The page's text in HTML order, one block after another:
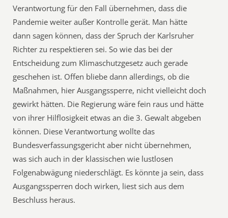
Verantwortung für den Fall übernehmen, dass die
Pandemie weiter außer Kontrolle gerät. Man hätte
dann sagen können, dass der Spruch der Karlsruher
Richter zu respektieren sei. So wie das bei der
Entscheidung zum Klimaschutzgesetz auch gerade
geschehen ist. Offen bliebe dann allerdings, ob die
Maßnahmen, hier Ausgangssperre, nicht vielleicht doch
gewirkt hätten. Die Regierung wäre fein raus und hätte
von ihrer Hilflosigkeit etwas an die 3. Gewalt abgeben
können. Diese Verantwortung wollte das
Bundesverfassungsgericht aber nicht übernehmen,
was sich auch in der klassischen wie lustlosen
Folgenabwägung niederschlägt. Es könnte ja sein, dass
Ausgangssperren doch wirken, liest sich aus dem
Beschluss heraus.